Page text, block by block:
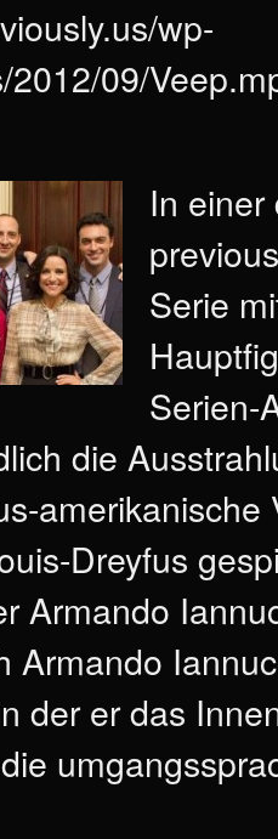
wp-
09/
In
Serie
Serien-
die
Dreyfus
Armando
Armando
der er das
die